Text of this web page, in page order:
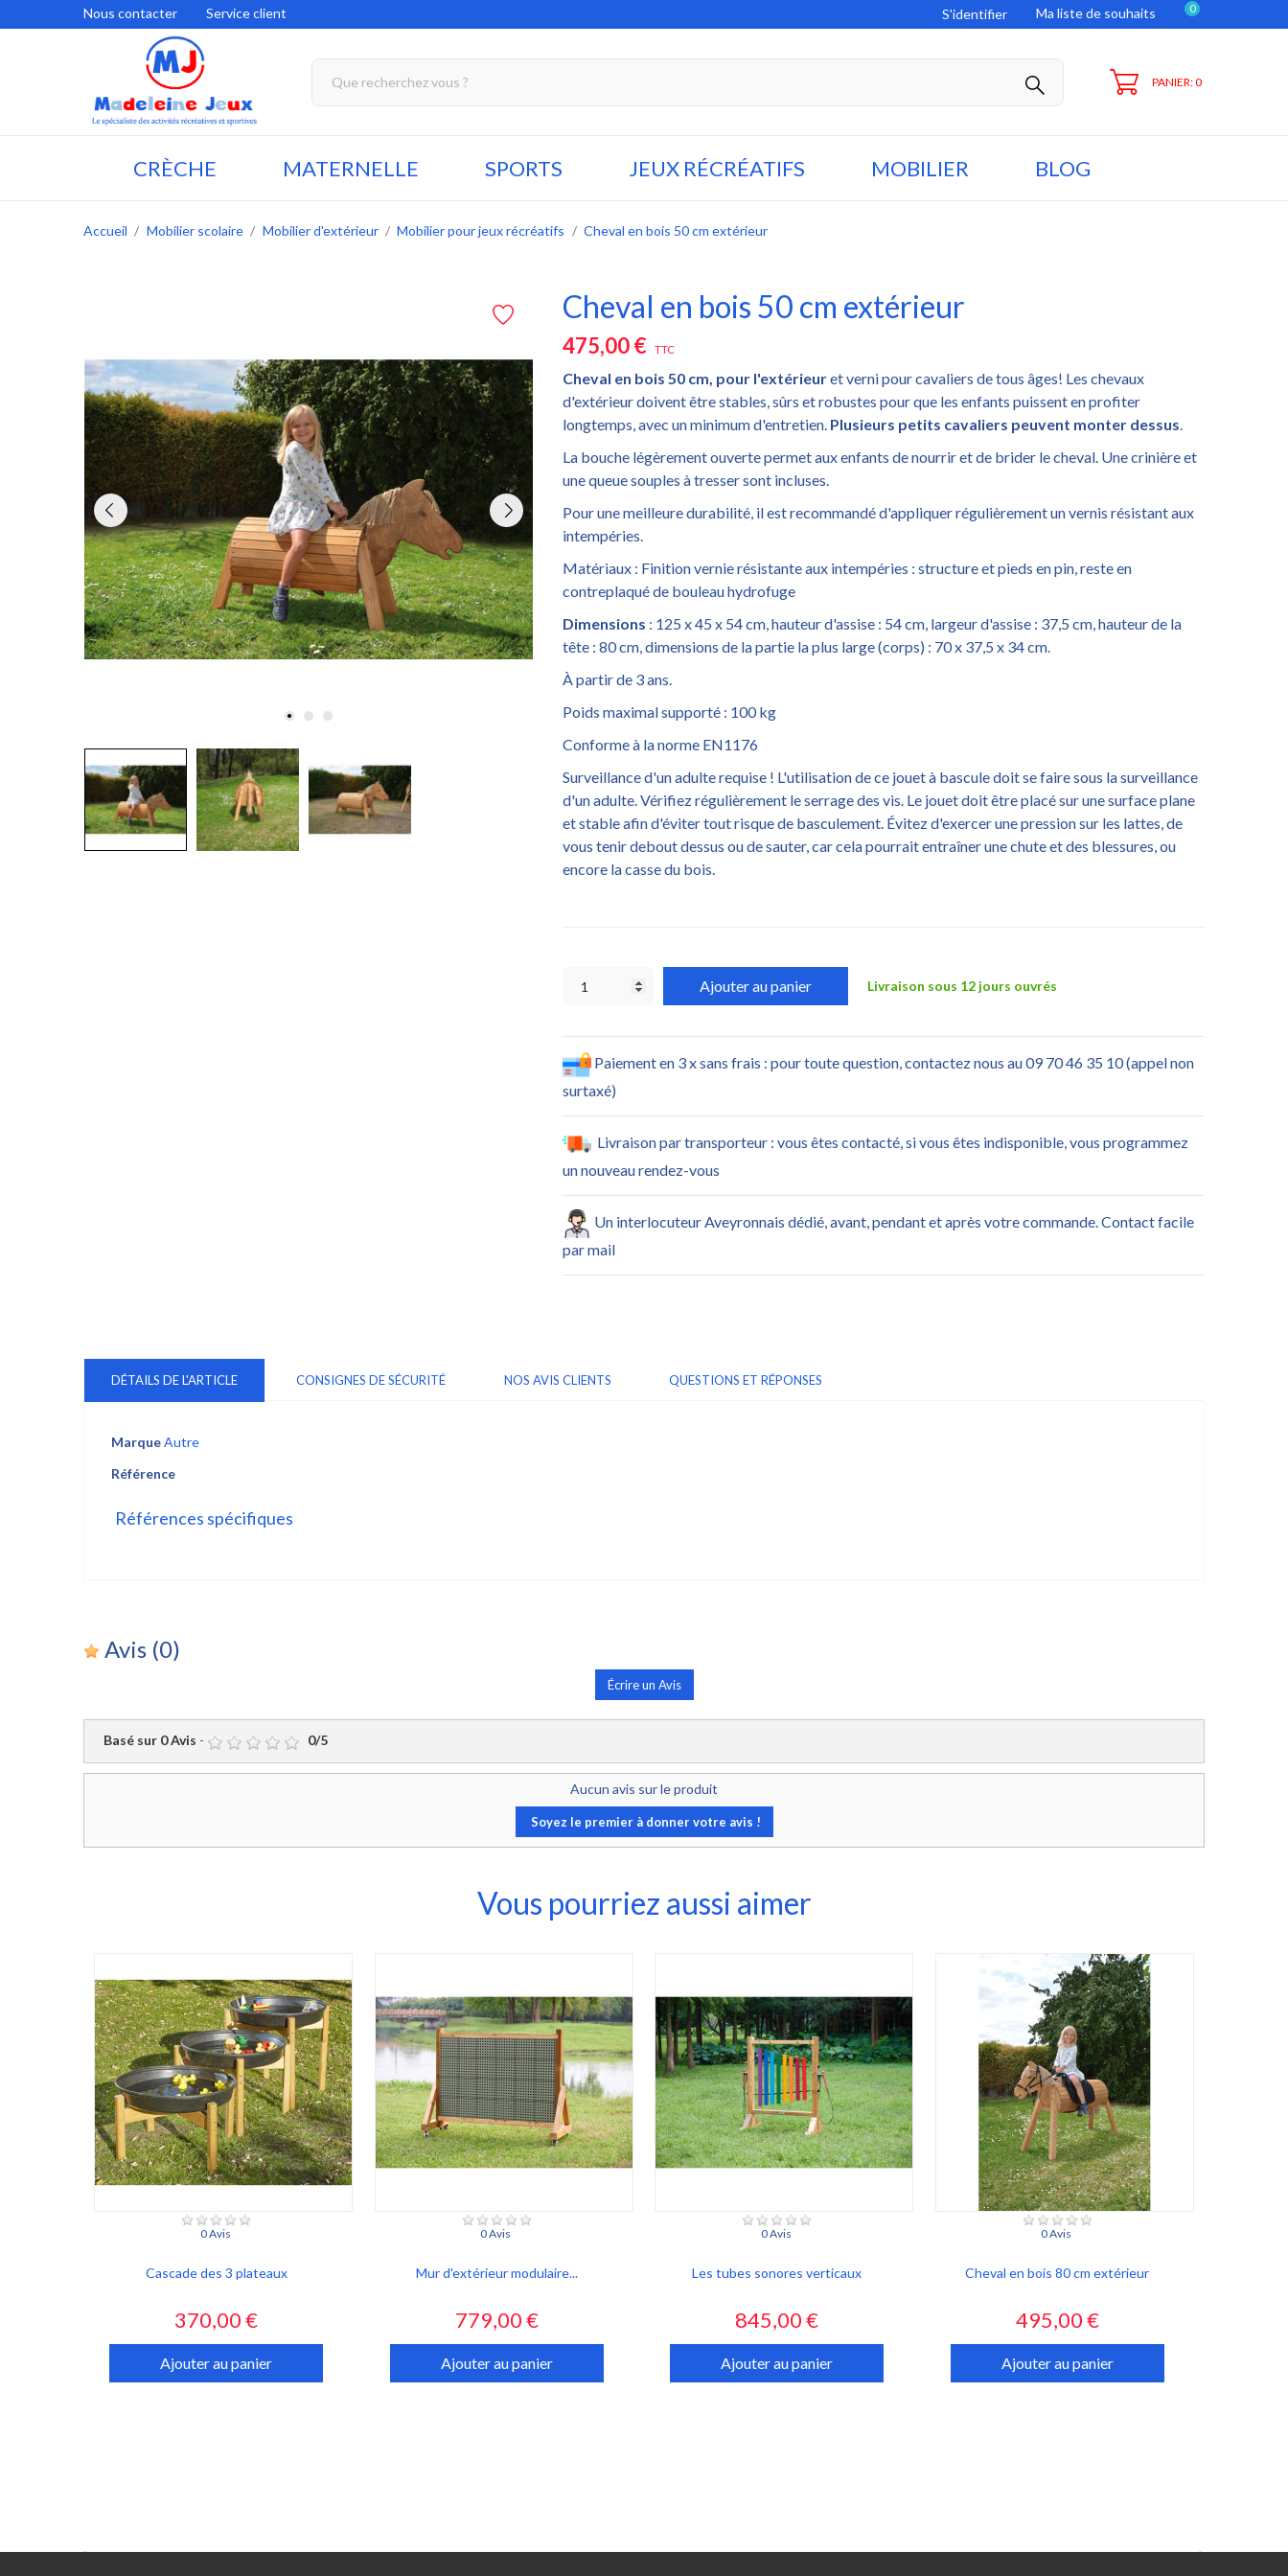
Nous contacter Service client S'identifier Ma liste de souhaits 0
PANIER: 0
CRÈCHE MATERNELLE SPORTS JEUX RÉCRÉATIFS MOBILIER BLOG
Accueil Mobilier scolaire Mobilier d'extérieur Mobilier pour jeux récréatifs Cheval en bois 50 cm extérieur
Cheval en bois 50 cm extérieur
475,00 € TTC
Cheval en bois 50 cm, pour l'extérieuret verni pour cavaliers de tous âges! Les chevaux
d'extérieur doivent être stables, sûrs et robustes pour que les enfants puissent en profiter
longtemps, avec un minimum d'entretien. Plusieurs petits cavaliers peuvent monter dessus.
La bouche légèrement ouverte permet aux enfants de nourrir et de brider le cheval. Une crinière et
une queue souples à tresser sont incluses.
Pour une meilleure durabilité, il est recommandé d'appliquer régulièrement un vernis résistant aux
intempéries.
Matériaux : Finition vernie résistante aux intempéries : structure et pieds en pin, reste en
contreplaqué de bouleau hydrofuge
Dimensions : 125 x 45 x 54 cm, hauteur d'assise : 54 cm, largeur d'assise : 37,5 cm, hauteur de la
tête : 80 cm, dimensions de la partie la plus large (corps) : 70 x 37,5 x 34 cm.
À partir de 3 ans.
Poids maximal supporté : 100 kg
Conforme à la norme EN1176
Surveillance d'un adulte requise ! L'utilisation de ce jouet à bascule doit se faire sous la surveillance
d'un adulte. Vérifiez régulièrement le serrage des vis. Le jouet doit être placé sur une surface plane
et stable afin d'éviter tout risque de basculement. Évitez d'exercer une pression sur les lattes, de
vous tenir debout dessus ou de sauter, car cela pourrait entraîner une chute et des blessures, ou
encore la casse du bois.
Ajouter au panier Livraison sous 12 jours ouvrés
Paiement en 3 x sans frais : pour toute question, contactez nous au 09 70 46 35 10 (appel non
surtaxé)
Livraison par transporteur : vous êtes contacté, si vous êtes indisponible, vous programmez
un nouveau rendez-vous
Un interlocuteur Aveyronnais dédié, avant, pendant et après votre commande. Contact facile
par mail
DÉTAILS DE L'ARTICLE CONSIGNES DE SÉCURITÉ NOS AVIS CLIENTS QUESTIONS ET RÉPONSES
MarqueAutre
Référence
Références spécifiques
Avis (0)
Écrire un Avis
Basé sur 0Avis - 0/5
Aucun avis sur le produit
Soyez le premier à donner votre avis !
Vous pourriez aussi aimer
0 Avis
Cascade des 3 plateaux
Prix
370,00 €
Ajouter au panier
0 Avis
Mur d'extérieur modulaire...
Prix
779,00 €
Ajouter au panier
0 Avis
Les tubes sonores verticaux
Prix
845,00 €
Ajouter au panier
0 Avis
Cheval en bois 80 cm extérieur
Prix
495,00 €
Ajouter au panier
 